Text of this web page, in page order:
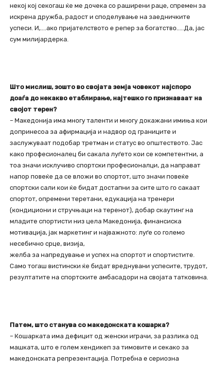
некој кој секогаш ќе ме дочека со раширени раце, спремен за
искрена дружба, радост и споделување на заедничките
успеси. И,….ако пријателството е репер за богатство…..Да, јас
сум милијардерка.
Што мислиш, зошто во својата земја човекот најспоро
доаѓа до некакво етаблирање, најтешко го признаваат на
својот терен?
– Македонија има многу таленти и многу докажани имиња кои
допринесоа за афирмација и надвор од границите и
заслужуваат подобар третман и статус во општеството. Јас
како професионалец би сакала луѓето кои се компетентни, а
тоа значи исклучиво спортски професионалци, да направат
напор повеќе да се вложи во спортот, што значи повеќе
спортски сали кои ќе бидат достапни за сите што го сакаат
спортот, опремени теретани, едукација на тренери
(кондициони и стручњаци на теренот), добар скаутинг на
младите спортисти низ цела Македонија, финансиска
мотивација, јак маркетинг и најважното: луѓе со големо
несебично срце, визија,
желба за напредување и успех на спортот и спортистите.
Само тогаш вистински ќе бидат вреднувани успесите, трудот,
резултатите на спортските амбасадори на својата татковина.
Патем, што станува со македонската кошарка?
– Кошарката има дефицит од женски играчи, за разлика од
машката, што е голем хендикеп за тимовите и секако за
македонската репрезентација. Потребна е сериозна